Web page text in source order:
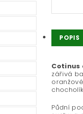
POPIS
zářivá
Půdní